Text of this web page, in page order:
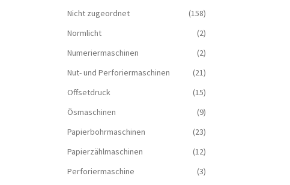
Nicht zugeordnet
(158)
Normlicht
(2)
Numeriermaschinen
(2)
Nut- und Perforiermaschinen
(21)
Offsetdruck
(15)
Ösmaschinen
(9)
Papierbohrmaschinen
(23)
Papierzählmaschinen
(12)
Perforiermaschine
(3)